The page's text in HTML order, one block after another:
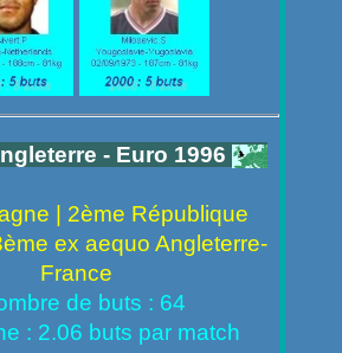
- Euro 1996
| 2ème République
ex aequo Angleterre-
France
de buts : 64
: 2.06 buts par match